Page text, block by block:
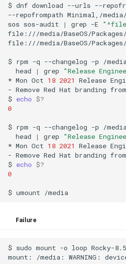
$ dnf download --urls --
--repofrompath Minimal,/
sos sos-audit | grep -E
file:///media/BaseOS/
file:///media/BaseOS/
$ rpm -q --changelog -p
/
head
| grep
"Release
* Mon Oct 18 2021 Release
- Remove Red Hat branding from
$ echo $?
0
$ rpm -q --changelog -p
/
head
| grep
"Release
* Mon Oct 18 2021 Release
- Remove Red Hat branding from
$ echo $?
0
$ umount
Failure
$ sudo mount -o loop Rocky-
mount:
/media: WARNING: